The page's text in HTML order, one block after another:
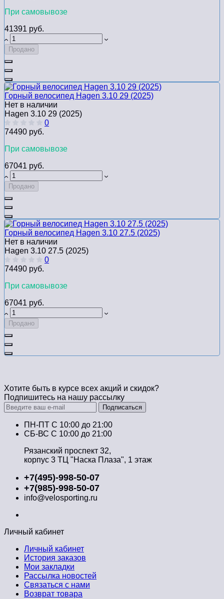
При самовывозе
41391 руб.
Продано
Горный велосипед Hagen 3.10 29 (2025)
Нет в наличии
Hagen 3.10 29 (2025)
0
74490 руб.
При самовывозе
67041 руб.
Продано
Горный велосипед Hagen 3.10 27.5 (2025)
Нет в наличии
Hagen 3.10 27.5 (2025)
0
74490 руб.
При самовывозе
67041 руб.
Продано
Хотите быть в курсе всех акций и скидок?
Подпишитесь на нашу рассылку
Подписаться
ПН-ПТ C 10:00 до 21:00
СБ-ВС С 10:00 до 21:00
Рязанский проспект 32,
корпус 3 ТЦ "Наска Плаза", 1 этаж
+7(495)-998-50-07
+7(985)-998-50-07
info@velosporting.ru
Личный кабинет
Личный кабинет
История заказов
Мои закладки
Рассылка новостей
Связаться с нами
Возврат товара